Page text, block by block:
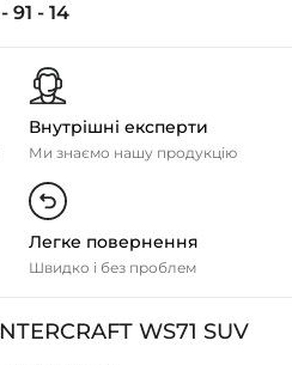
91 - 14
Внутрішні експерти
Ми знаємо нашу продукцію
Легке повернення
Швидко і без проблем
WS71 SUV